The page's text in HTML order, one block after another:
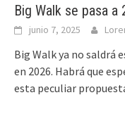
Big Walk se pasa a
junio 7, 2025
Big Walk ya no saldrá
en 2026. Habrá que
esta peculiar